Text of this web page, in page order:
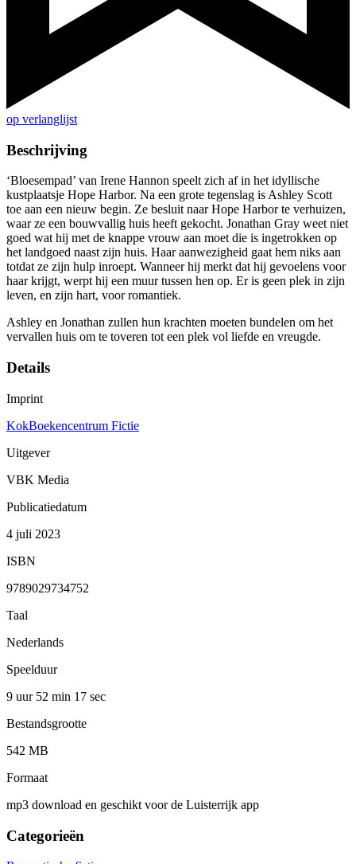
op verlanglijst
Beschrijving
‘Bloesempad’ van Irene Hannon speelt zich af in het idyllische
kustplaatsje Hope Harbor. Na een grote tegenslag is Ashley Scott
toe aan een nieuw begin. Ze besluit naar Hope Harbor te verhuizen,
waar ze een bouwvallig huis heeft gekocht. Jonathan Gray weet niet
goed wat hij met de knappe vrouw aan moet die is ingetrokken op
het landgoed naast zijn huis. Haar aanwezigheid gaat hem niks aan
totdat ze zijn hulp inroept. Wanneer hij merkt dat hij gevoelens voor
haar krijgt, werpt hij een muur tussen hen op. Er is geen plek in zijn
leven, en zijn hart, voor romantiek.
Ashley en Jonathan zullen hun krachten moeten bundelen om het
vervallen huis om te toveren tot een plek vol liefde en vreugde.
Details
Imprint
KokBoekencentrum Fictie
Uitgever
VBK Media
Publicatiedatum
4 juli 2023
ISBN
9789029734752
Taal
Nederlands
Speelduur
9 uur 52 min 17 sec
Bestandsgrootte
542 MB
Formaat
mp3 download en geschikt voor de Luisterrijk app
Categorieën